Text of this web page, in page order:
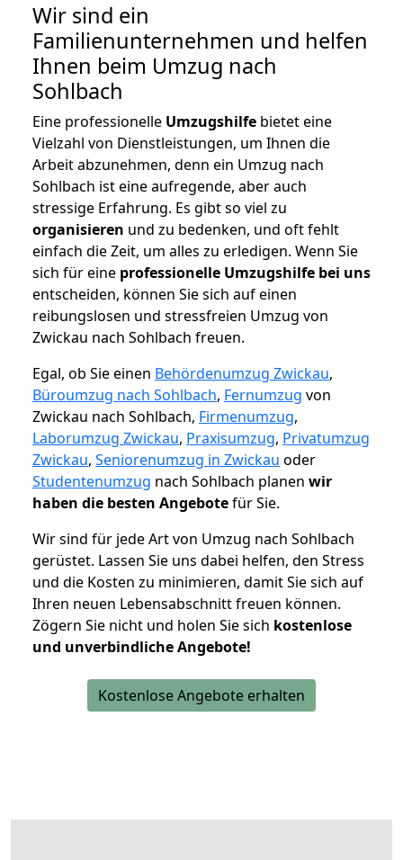
Wir sind ein
Familienunternehmen und helfen
Ihnen beim Umzug nach
Sohlbach
Eine professionelle Umzugshilfe bietet eine
Vielzahl von Dienstleistungen, um Ihnen die
Arbeit abzunehmen, denn ein Umzug nach
Sohlbach ist eine aufregende, aber auch
stressige Erfahrung. Es gibt so viel zu
organisieren und zu bedenken, und oft fehlt
einfach die Zeit, um alles zu erledigen. Wenn Sie
sich für eine professionelle Umzugshilfe bei uns
entscheiden, können Sie sich auf einen
reibungslosen und stressfreien Umzug von
Zwickau nach Sohlbach freuen.
Egal, ob Sie einen Behördenumzug Zwickau,
Büroumzug nach Sohlbach, Fernumzug von
Zwickau nach Sohlbach, Firmenumzug,
Laborumzug Zwickau, Praxisumzug, Privatumzug
Zwickau, Seniorenumzug in Zwickau oder
Studentenumzug nach Sohlbach planen wir
haben die besten Angebotefür Sie.
Wir sind für jede Art von Umzug nach Sohlbach
gerüstet. Lassen Sie uns dabei helfen, den Stress
und die Kosten zu minimieren, damit Sie sich auf
Ihren neuen Lebensabschnitt freuen können.
Zögern Sie nicht und holen Sie sich kostenlose
und unverbindliche Angebote!
Kostenlose Angebote erhalten